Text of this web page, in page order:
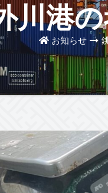
川港
お知らせ